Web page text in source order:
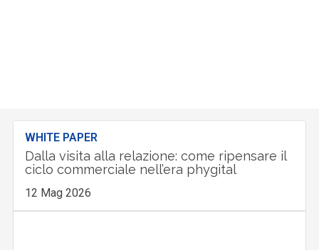
WHITE PAPER
Dalla visita alla relazione: come ripensare il
ciclo commerciale nell’era phygital
12 Mag 2026